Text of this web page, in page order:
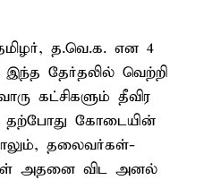
த.வெ.க. என 4
இந்த தேர்தலில் வெற்றி
கட்சிகளும் தீவிர
தற்போது கோடையின்
தலைவர்கள்-
அதனை விட அனல்